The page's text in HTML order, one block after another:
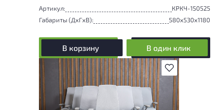
Артикул:
КРКЧ-150525
Габариты (ДxГxВ):
580x530x1180
В корзину В один клик
В избранное